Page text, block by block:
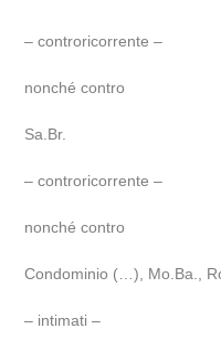
– controricorrente –
nonché contro
Sa.Br.
– controricorrente –
nonché contro
Condominio (…), Mo.Ba.,
– intimati –